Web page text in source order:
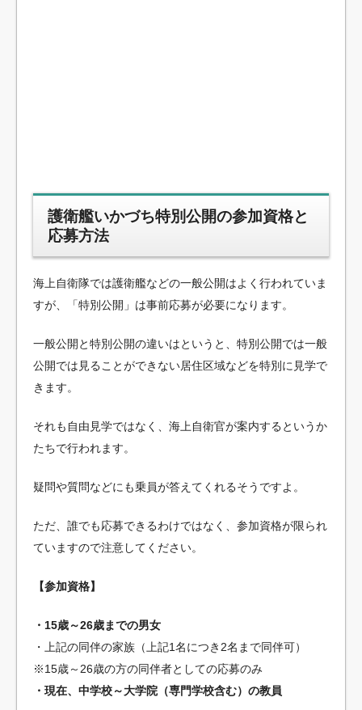
護衛艦いかづち特別公開の参加資格と
応募方法
海上自衛隊では護衛艦などの一般公開はよく行われていま
すが、「特別公開」は事前応募が必要になります。
一般公開と特別公開の違いはというと、特別公開では一般
公開では見ることができない居住区域などを特別に見学で
きます。
それも自由見学ではなく、海上自衛官が案内するというか
たちで行われます。
疑問や質問などにも乗員が答えてくれるそうですよ。
ただ、誰でも応募できるわけではなく、参加資格が限られ
ていますので注意してください。
【参加資格】
・15歳～26歳までの男女
・上記の同伴の家族（上記1名につき2名まで同伴可）
※15歳～26歳の方の同伴者としての応募のみ
・現在、中学校～大学院（専門学校含む）の教員